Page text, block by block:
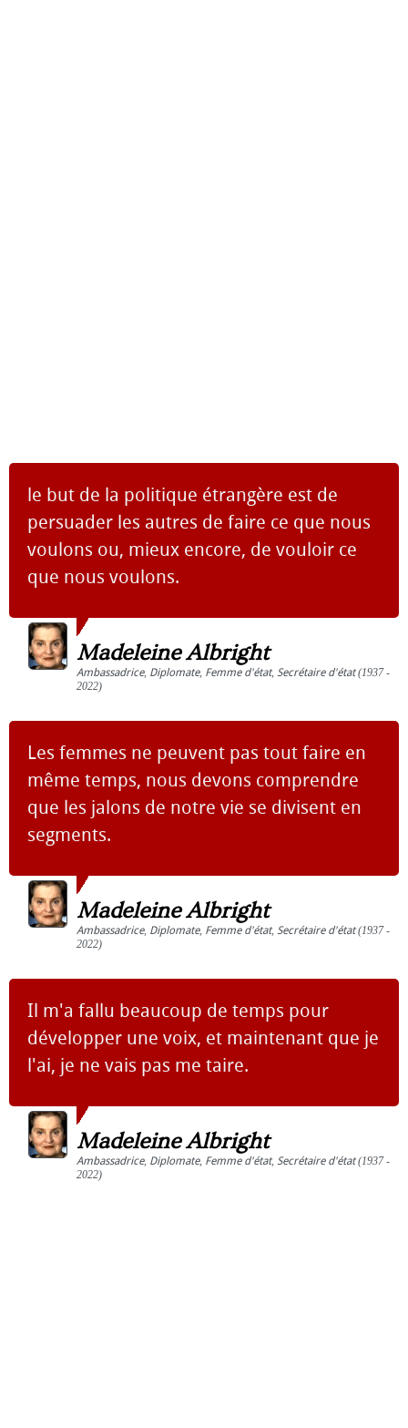
le but de la politique étrangère est de
persuader les autres de faire ce que nous
voulons ou, mieux encore, de vouloir ce
que nous voulons.
Madeleine Albright
Ambassadrice, Diplomate, Femme d'état, Secrétaire d'état(1937 -
2022)
Les femmes ne peuvent pas tout faire en
même temps, nous devons comprendre
que les jalons de notre vie se divisent en
segments.
Madeleine Albright
Ambassadrice, Diplomate, Femme d'état, Secrétaire d'état(1937 -
2022)
Il m'a fallu beaucoup de temps pour
développer une voix, et maintenant que je
l'ai, je ne vais pas me taire.
Madeleine Albright
Ambassadrice, Diplomate, Femme d'état, Secrétaire d'état(1937 -
2022)